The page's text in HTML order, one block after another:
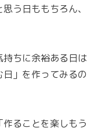
う日ももちろん
持ちに余裕ある日は
日」を作ってみる
ることを楽しも